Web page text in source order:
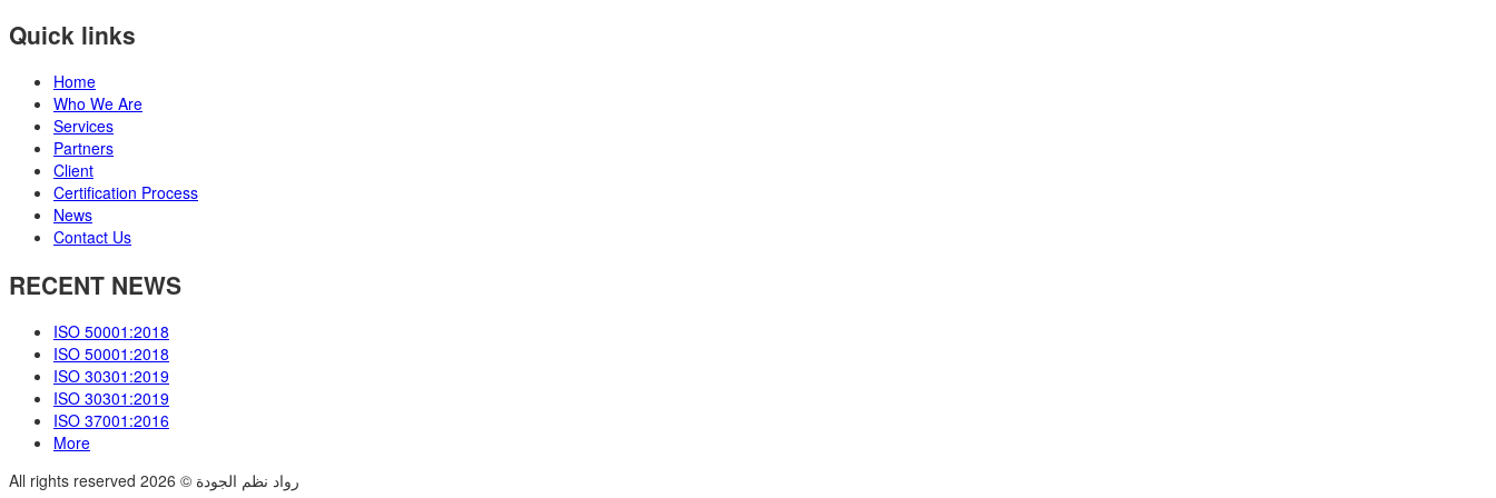
Quick links
Home
Who We Are
Services
Partners
Client
Certification Process
News
Contact Us
RECENT NEWS
ISO 50001:2018
ISO 50001:2018
ISO 30301:2019
ISO 30301:2019
ISO 37001:2016
More
All rights reserved رواد نظم الجودة © 2026